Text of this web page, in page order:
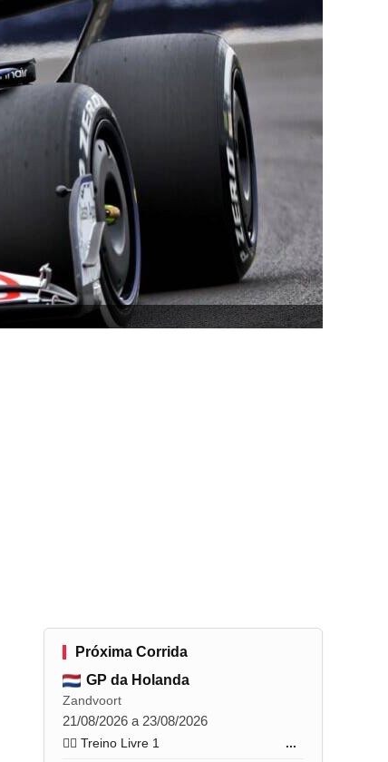
Próxima Corrida
GP da Holanda
Zandvoort
21/08/2026 a 23/08/2026
🏋️‍♂️ Treino Livre 1 ...